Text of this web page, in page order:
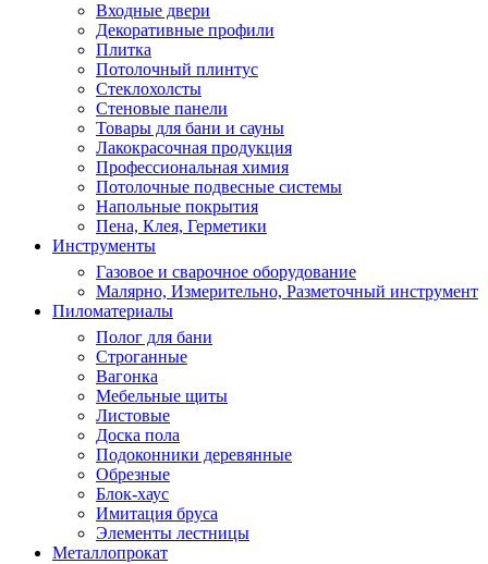
Входные двери
Декоративные профили
Плитка
Потолочный плинтус
Стеклохолсты
Стеновые панели
Товары для бани и сауны
Лакокрасочная продукция
Профессиональная химия
Потолочные подвесные системы
Напольные покрытия
Пена, Клея, Герметики
Инструменты
Газовое и сварочное оборудование
Малярно, Измерительно, Разметочный инструмент
Пиломатериалы
Полог для бани
Строганные
Вагонка
Мебельные щиты
Листовые
Доска пола
Подоконники деревянные
Обрезные
Блок-хаус
Имитация бруса
Элементы лестницы
Металлопрокат